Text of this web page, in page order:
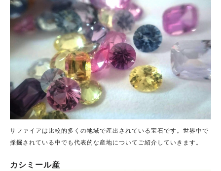
サファイアは比較的多くの地域で産出されている宝石です。 世界中で
採掘されている中でも代表的な産地についてご紹介していきます。
カシミール産